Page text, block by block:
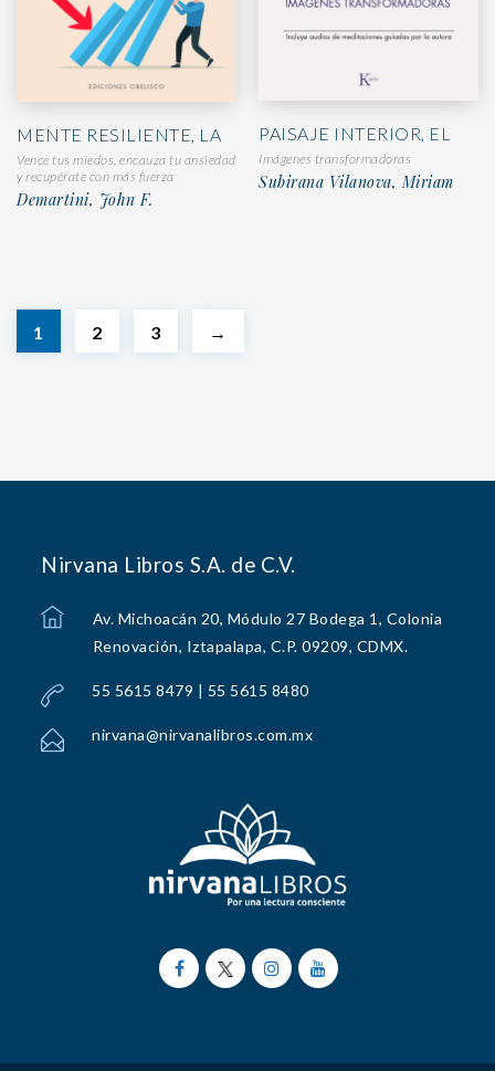
MENTE RESILIENTE, LA
Vence tus miedos, encauza tu ansiedad
y recupérate con más fuerza
Demartini, John F.
PAISAJE INTERIOR, EL
Imágenes transformadoras
Subirana Vilanova, Miriam
1 2 3 →
Nirvana Libros S.A. de C.V.
Av. Michoacán 20, Módulo 27 Bodega 1, Colonia
Renovación, Iztapalapa, C.P. 09209, CDMX.
55 5615 8479 | 55 5615 8480
nirvana@nirvanalibros.com.mx